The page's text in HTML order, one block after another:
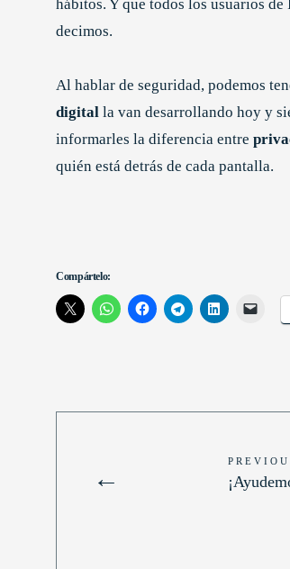
hábitos. Y que todos los usuarios
decimos.
Al hablar de seguridad, podemos
digital la van desarrollando hoy y
informarles la diferencia entre
quién está detrás de cada pantalla.
Compártelo:
←